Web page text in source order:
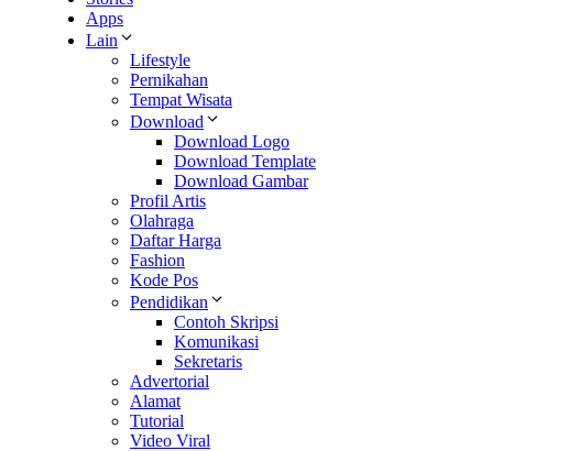
Apps
Lain
Lifestyle
Pernikahan
Tempat Wisata
Download
Download Logo
Download Template
Download Gambar
Profil Artis
Olahraga
Daftar Harga
Fashion
Kode Pos
Pendidikan
Contoh Skripsi
Komunikasi
Sekretaris
Advertorial
Alamat
Tutorial
Video Viral